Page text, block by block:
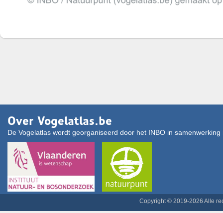
Over Vogelatlas.be
De Vogelatlas wordt georganiseerd door het INBO in
Copyright © 2019-2026 Alle